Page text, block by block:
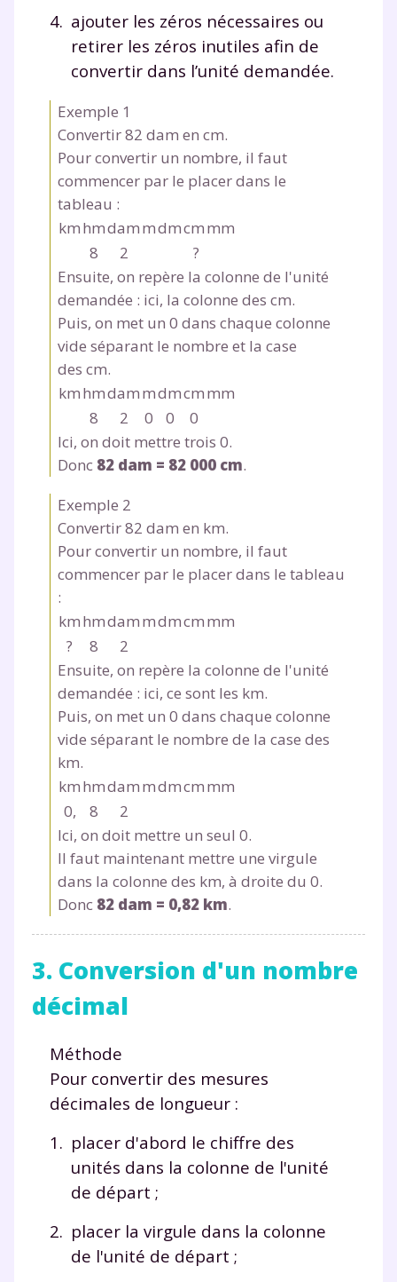
ajouter les zéros nécessaires ou
retirer les zéros inutiles afin de
convertir dans l’unité demandée.
Exemple 1
Convertir 82 dam en cm.
Pour convertir un nombre, il faut
commencer par le placer dans le
tableau :
kmhmdammdmcmmm
8
2
?
Ensuite, on repère la colonne de l'unité
demandée : ici, la colonne des cm.
Puis, on met un 0 dans chaque colonne
vide séparant le nombre et la case
des cm.
kmhmdammdmcmmm
8
2 0 0
0
Ici, on doit mettre trois 0.
Donc 82 dam = 82 000 cm.
Exemple 2
Convertir 82 dam en km.
Pour convertir un nombre, il faut
commencer par le placer dans le tableau
:
kmhmdammdmcmmm
?
8
2
Ensuite, on repère la colonne de l'unité
demandée : ici, ce sont les km.
Puis, on met un 0 dans chaque colonne
vide séparant le nombre de la case des
km.
kmhmdammdmcmmm
0, 8
2
Ici, on doit mettre un seul 0.
Il faut maintenant mettre une virgule
dans la colonne des km, à droite du 0.
Donc 82 dam = 0,82 km.
3. Conversion d'un nombre
décimal
Méthode
Pour convertir des mesures
décimales de longueur :
placer d'abord le chiffre des
unités dans la colonne de l'unité
de départ ;
placer la virgule dans la colonne
de l'unité de départ ;